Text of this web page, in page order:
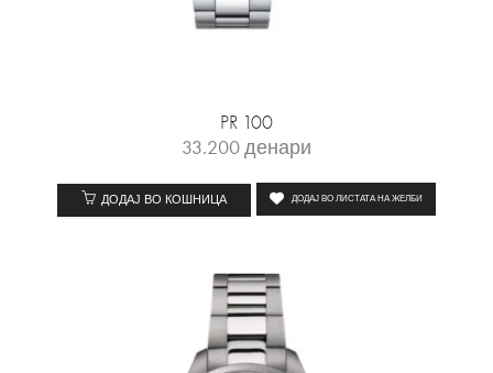
PR 100
33.200денари
ДОДАЈ ВО КОШНИЦА ДОДАЈ ВО ЛИСТАТА НА ЖЕЛБИ